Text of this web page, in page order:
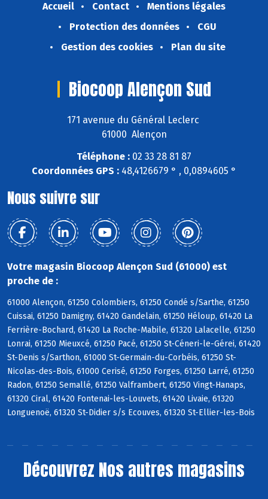
Accueil Contact
Mentions légales
Protection des données
CGU
Gestion des cookies
Plan du site
Biocoop Alençon Sud
171 avenue du Général Leclerc
61000 Alençon
Téléphone : 02 33 28 81 87
Coordonnées GPS : 48,4126679 ° , 0,0894605 °
Nous suivre sur
Votre magasin Biocoop Alençon Sud (61000) est
proche de :
61000 Alençon, 61250 Colombiers, 61250 Condé s/Sarthe, 61250
Cuissai, 61250 Damigny, 61420 Gandelain, 61250 Héloup, 61420 La
Ferrière-Bochard, 61420 La Roche-Mabile, 61320 Lalacelle, 61250
Lonrai, 61250 Mieuxcé, 61250 Pacé, 61250 St-Céneri-le-Gérei, 61420
St-Denis s/Sarthon, 61000 St-Germain-du-Corbéis, 61250 St-
Nicolas-des-Bois, 61000 Cerisé, 61250 Forges, 61250 Larré, 61250
Radon, 61250 Semallé, 61250 Valframbert, 61250 Vingt-Hanaps,
61320 Ciral, 61420 Fontenai-les-Louvets, 61420 Livaie, 61320
Longuenoë, 61320 St-Didier s/s Ecouves, 61320 St-Ellier-les-Bois
Découvrez Nos autres magasins